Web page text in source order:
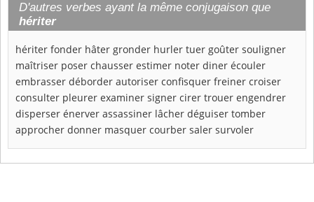
D'autres verbes ayant la même conjugaison que
hériter
hériter fonder hâter gronder hurler tuer goûter souligner
maîtriser poser chausser estimer noter diner écouler
embrasser déborder autoriser confisquer freiner croiser
consulter pleurer examiner signer cirer trouer engendrer
disperser énerver assassiner lâcher déguiser tomber
approcher donner masquer courber saler survoler